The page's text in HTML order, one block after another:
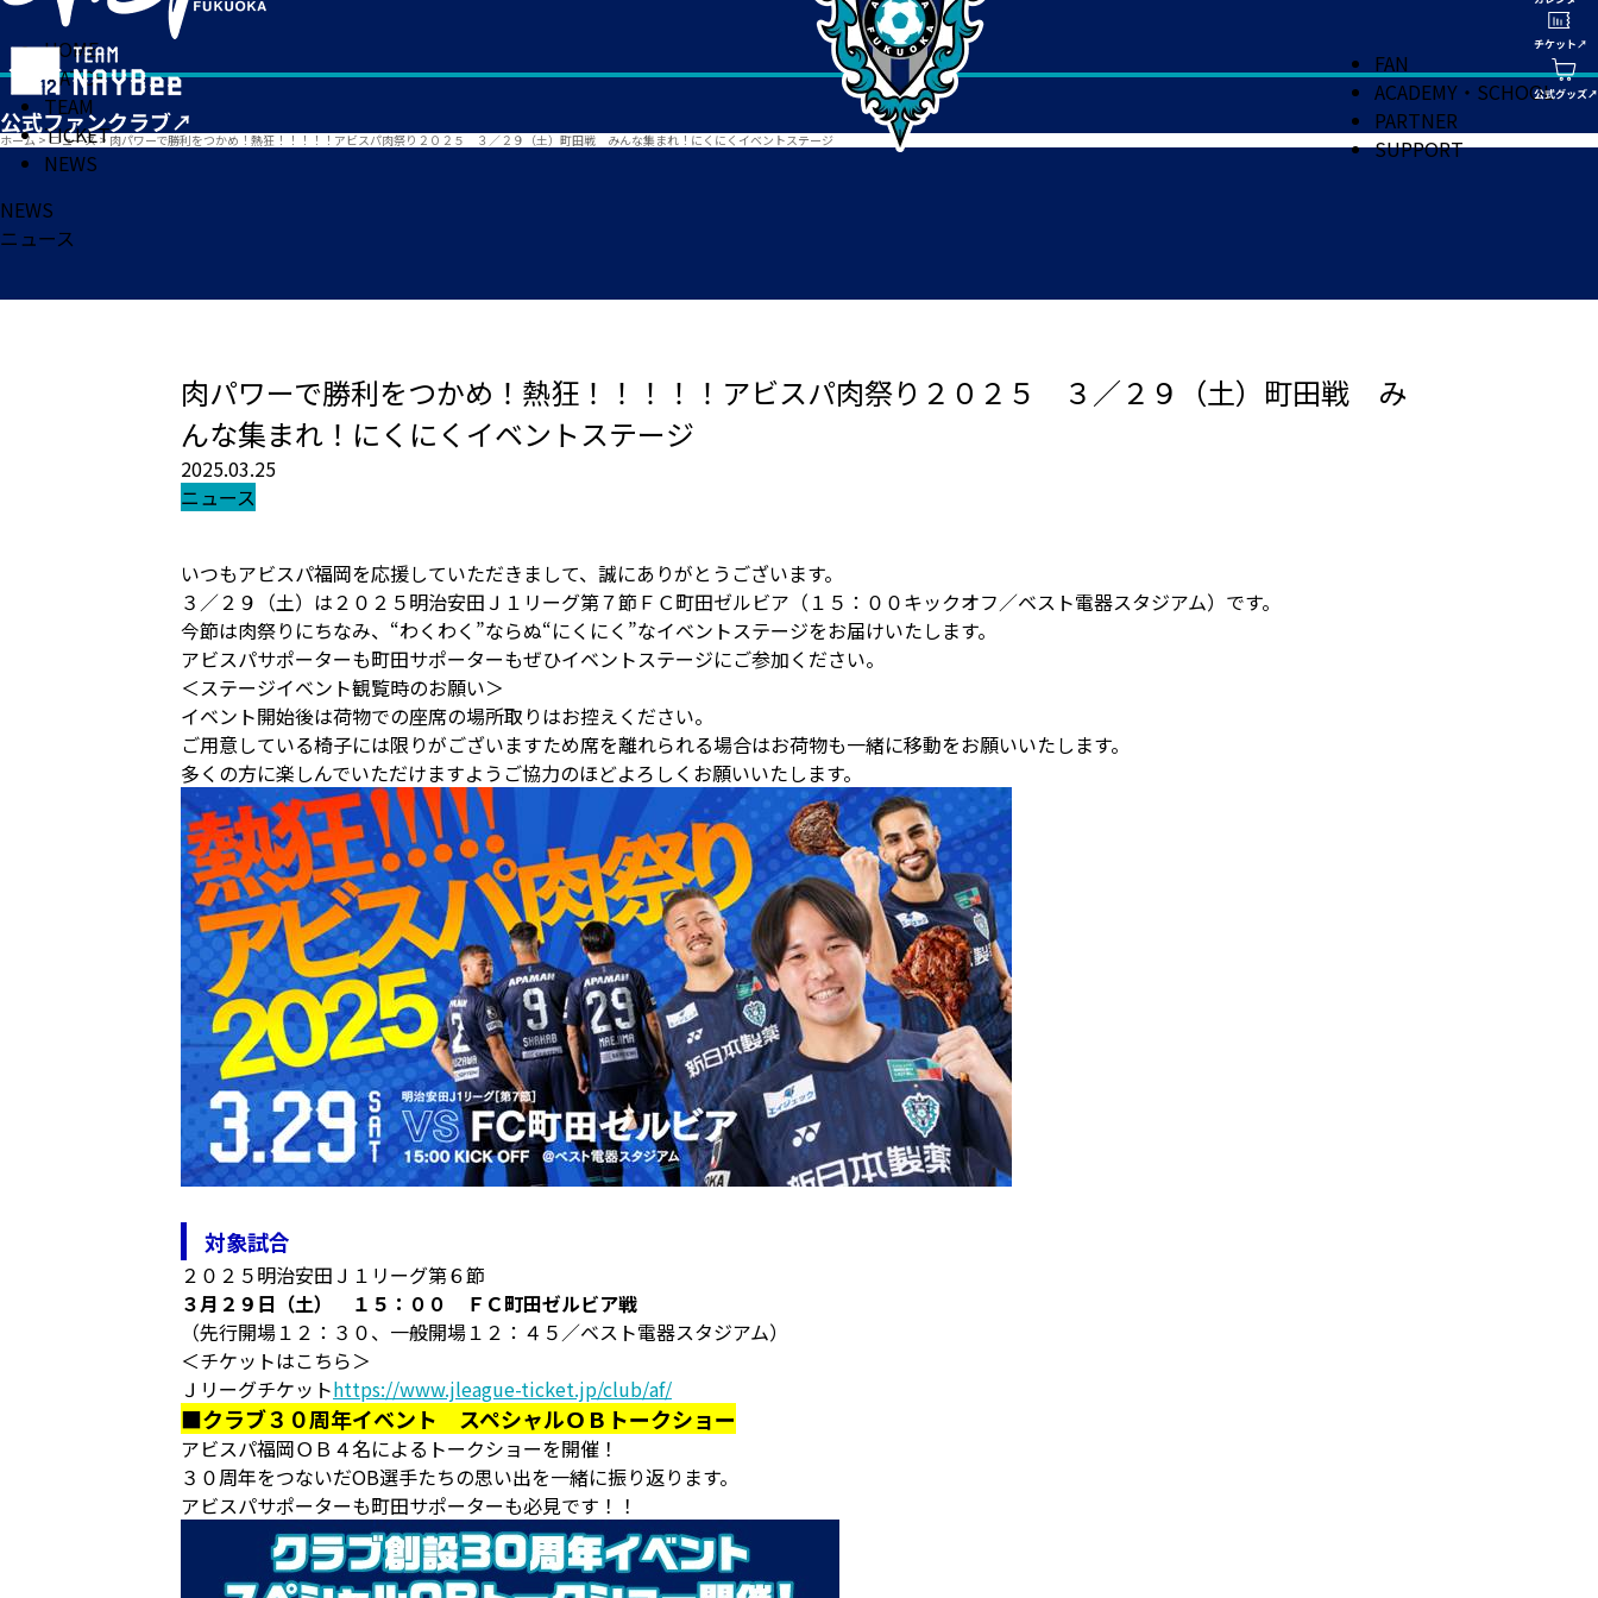
HOME
MATCH
TEAM
TICKET
NEWS
FAN
ACADEMY・SCHOOL
PARTNER
SUPPORT
ホーム > ニュース> 肉パワーで勝利をつかめ！熱狂！！！！！アビスパ肉祭り２０２５ ３／２９（土）町田戦 みんな集まれ！にくにくイベントステージ
NEWS
ニュース
肉パワーで勝利をつかめ！熱狂！！！！！アビスパ肉祭り２０２５ ３／２９（土）町田戦 み
んな集まれ！にくにくイベントステージ
2025.03.25
ニュース
いつもアビスパ福岡を応援していただきまして、誠にありがとうございます。
３／２９（土）は２０２５明治安田Ｊ１リーグ第７節ＦＣ町田ゼルビア（１５：００キックオフ／ベスト電器スタジアム）です。
今節は肉祭りにちなみ、“わくわく”ならぬ“にくにく”なイベントステージをお届けいたします。
アビスパサポーターも町田サポーターもぜひイベントステージにご参加ください。
＜ステージイベント観覧時のお願い＞
イベント開始後は荷物での座席の場所取りはお控えください。
ご用意している椅子には限りがございますため席を離れられる場合はお荷物も一緒に移動をお願いいたします。
多くの方に楽しんでいただけますようご協力のほどよろしくお願いいたします。
対象試合
２０２５明治安田Ｊ１リーグ第６節
３月２９日（土） １５：００ ＦＣ町田ゼルビア戦
（先行開場１２：３０、一般開場１２：４５／ベスト電器スタジアム）
＜チケットはこちら＞
Ｊリーグチケットhttps://www.jleague-ticket.jp/club/af/
■クラブ３０周年イベント スペシャルＯＢトークショー
アビスパ福岡ＯＢ４名によるトークショーを開催！
３０周年をつないだOB選手たちの思い出を一緒に振り返ります。
アビスパサポーターも町田サポーターも必見です！！